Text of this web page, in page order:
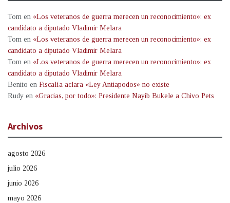
Tom en «Los veteranos de guerra merecen un reconocimiento»: ex
candidato a diputado Vladimir Melara
Tom en «Los veteranos de guerra merecen un reconocimiento»: ex
candidato a diputado Vladimir Melara
Tom en «Los veteranos de guerra merecen un reconocimiento»: ex
candidato a diputado Vladimir Melara
Benito en Fiscalía aclara «Ley Antiapodos» no existe
Rudy en «Gracias, por todo»: Presidente Nayib Bukele a Chivo Pets
Archivos
agosto 2026
julio 2026
junio 2026
mayo 2026